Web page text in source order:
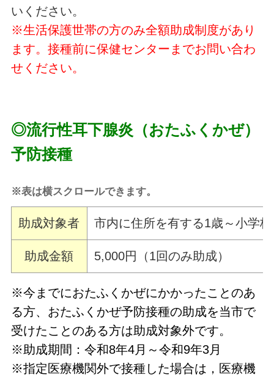
いください。
※生活保護世帯の方のみ全額助成制度があり
ます。接種前に保健センターまでお問い合わ
せください。
◎流行性耳下腺炎（おたふくかぜ）
予防接種
※表は横スクロールできます。
助成対象者 市内に住所を有する1歳～小学
助成金額 5,000円（1回のみ助成）
※今までにおたふくかぜにかかったことのあ
る方、おたふくかぜ予防接種の助成を当市で
受けたことのある方は助成対象外です。
※助成期間：令和8年4月～令和9年3月
※指定医療機関外で接種した場合は，医療機